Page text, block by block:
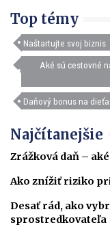
Top témy
Naštartujte svoj biznis
Aké sú cestovné
Daňový bonus na
Najčítanejšie
Zrážková daň –
Ako znížiť riziko
Desať rád, ako
sprostredkovateľa